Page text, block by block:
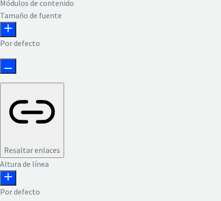
Módulos de contenido
Tamaño de fuente
Por defecto
Resaltar enlaces
Altura de línea
Por defecto